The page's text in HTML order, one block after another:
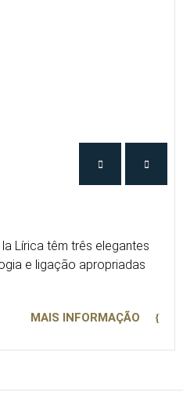
Lírica têm três elegantes
e ligação apropriadas
MAIS INFORMAÇÃO